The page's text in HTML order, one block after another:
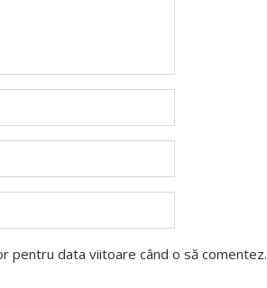
pentru data viitoare când o să comentez.